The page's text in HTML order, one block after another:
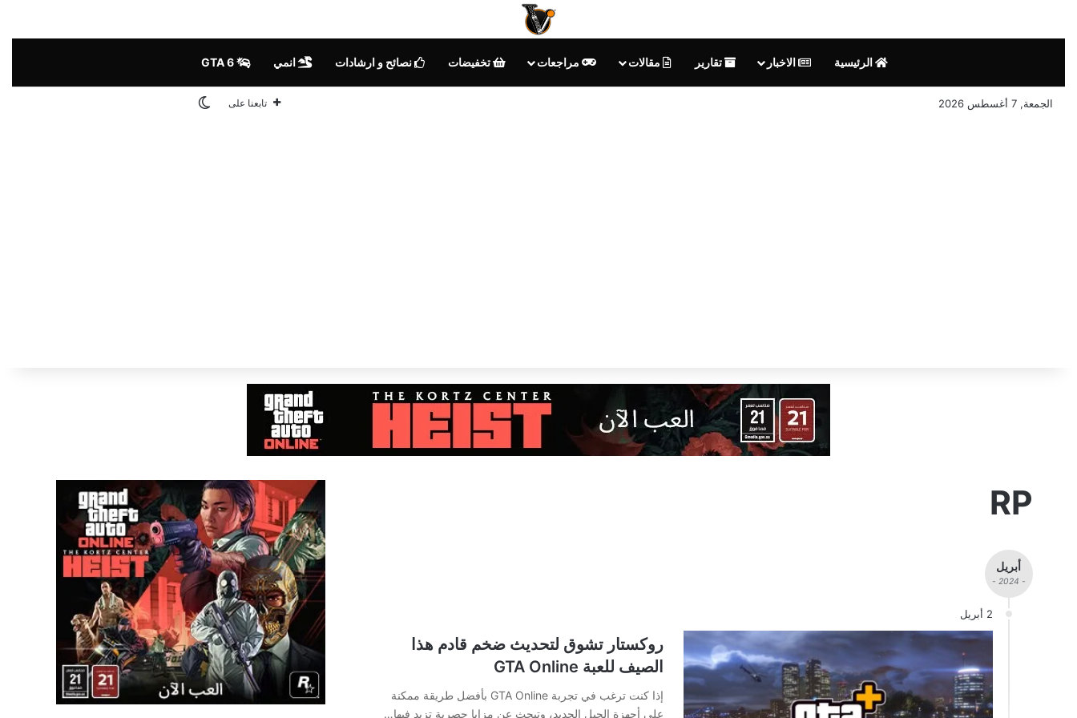
الرئيسية الاخبار تقارير مقالات مراجعات تخفيضات نصائح و ارشادات انمي
الجمعة, 7 أغسطس 2026 تابعنا على الوضع المظلم
RP
أبريل
- 2024 -
2 أبريل
روكستار تشوق لتحديث ضخم قادم هذا
الصيف للعبة GTA Online
إذا كنت ترغب في تجربة GTA Online بأفضل طريقة ممكنة
على أجهزة الجيل الجديد، وتبحث عن مزايا حصرية تزيد فيها…